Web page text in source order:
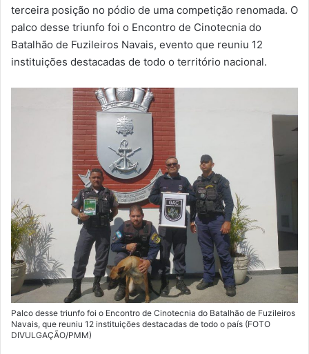
terceira posição no pódio de uma competição renomada. O
palco desse triunfo foi o Encontro de Cinotecnia do
Batalhão de Fuzileiros Navais, evento que reuniu 12
instituições destacadas de todo o território nacional.
Palco desse triunfo foi o Encontro de Cinotecnia do Batalhão de Fuzileiros
Navais, que reuniu 12 instituições destacadas de todo o país (FOTO
DIVULGAÇÃO/PMM)